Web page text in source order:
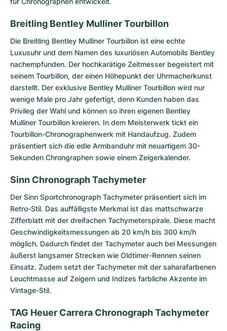
Breitling Bentley Mulliner Tourbillon
Die Breitling Bentley Mulliner Tourbillon ist eine echte
Luxusuhr und dem Namen des luxuriösen Automobils Bentley
nachempfunden. Der hochkarätige Zeitmesser begeistert mit
seinem Tourbillon, der einen Höhepunkt der Uhrmacherkunst
darstellt. Der exklusive Bentley Mulliner Tourbillon wird nur
wenige Male pro Jahr gefertigt, denn Kunden haben das
Privileg der Wahl und können so ihren eigenen Bentley
Mulliner Tourbillon kreieren. In dem Meisterwerk tickt ein
Tourbillon-Chronographen­werk mit Handaufzug. Zudem
präsentiert sich die edle Armbanduhr mit neuartigem 30-
Sekunden Chrongraphen sowie einem Zeigerkalender.
Sinn Chronograph Tachymeter
Der Sinn Sportchronograph Tachymeter präsentiert sich im
Retro-Stil. Das auffälligste Merkmal ist das mattschwarze
Zifferblatt mit der dreifachen Tachymeterspirale. Diese macht
Geschwindigkeitsmessungen ab 20 km/h bis 300 km/h
möglich. Dadurch findet der Tachymeter auch bei Messungen
äußerst langsamer Strecken wie Oldtimer-Rennen seinen
Einsatz. Zudem setzt der Tachymeter mit der sahara­farbenen
Leuchtmasse auf Zeigern und Indizes farbliche Akzente im
Vintage-Stil.
TAG Heuer Carrera Chronograph Tachymeter
Racing